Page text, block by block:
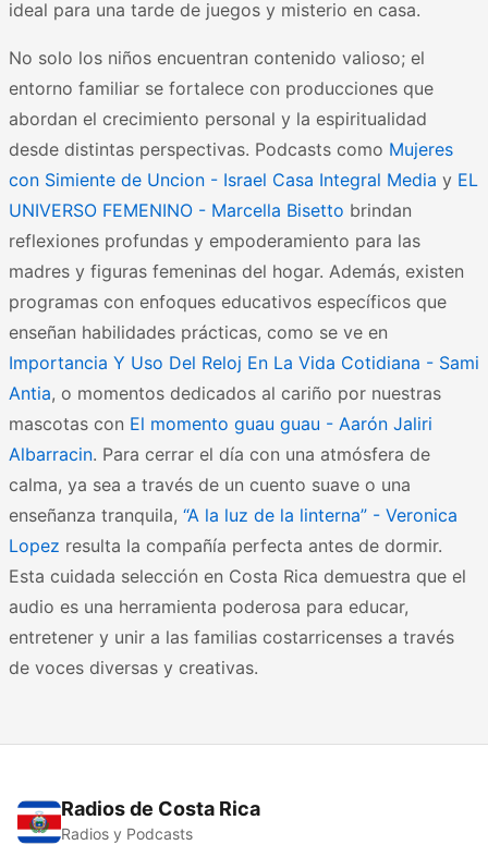
ideal para una tarde de juegos y misterio en casa.
No solo los niños encuentran contenido valioso; el
entorno familiar se fortalece con producciones que
abordan el crecimiento personal y la espiritualidad
desde distintas perspectivas. Podcasts como Mujeres
con Simiente de Uncion - Israel Casa Integral Media y EL
UNIVERSO FEMENINO - Marcella Bisetto brindan
reflexiones profundas y empoderamiento para las
madres y figuras femeninas del hogar. Además, existen
programas con enfoques educativos específicos que
enseñan habilidades prácticas, como se ve en
Importancia Y Uso Del Reloj En La Vida Cotidiana - Sami
Antia, o momentos dedicados al cariño por nuestras
mascotas con El momento guau guau - Aarón Jaliri
Albarracin. Para cerrar el día con una atmósfera de
calma, ya sea a través de un cuento suave o una
enseñanza tranquila, “A la luz de la linterna” - Veronica
Lopez resulta la compañía perfecta antes de dormir.
Esta cuidada selección en Costa Rica demuestra que el
audio es una herramienta poderosa para educar,
entretener y unir a las familias costarricenses a través
de voces diversas y creativas.
Radios de Costa Rica
Radios y Podcasts